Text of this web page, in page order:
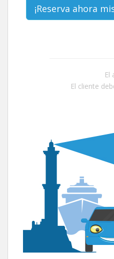
¡Reserva ahora
El
El cliente